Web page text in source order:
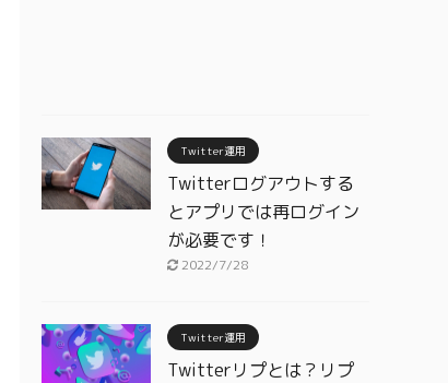
Twitter運用
Twitterログアウトする
とアプリでは再ログイン
が必要です！
2022/7/28
Twitter運用
Twitterリプとは？リプ